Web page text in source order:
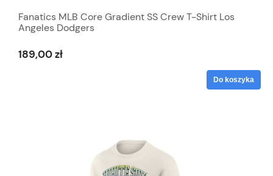
Fanatics MLB Core Gradient SS Crew T-Shirt Los
Angeles Dodgers
189,00 zł
Do koszyka